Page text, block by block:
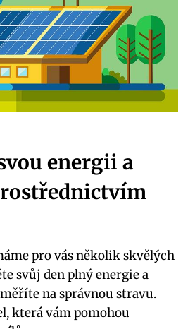
energii a
pro vás několik skvělých
svůj den plný energie a
na správnou stravu.
která vám pomohou